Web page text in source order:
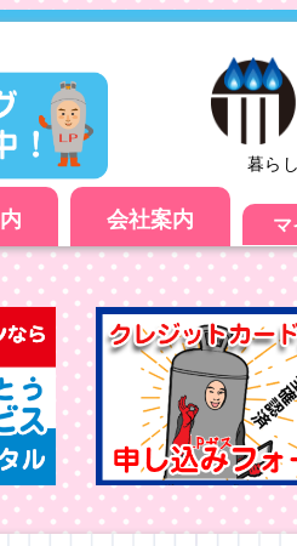
暮ら
会社案内 マ